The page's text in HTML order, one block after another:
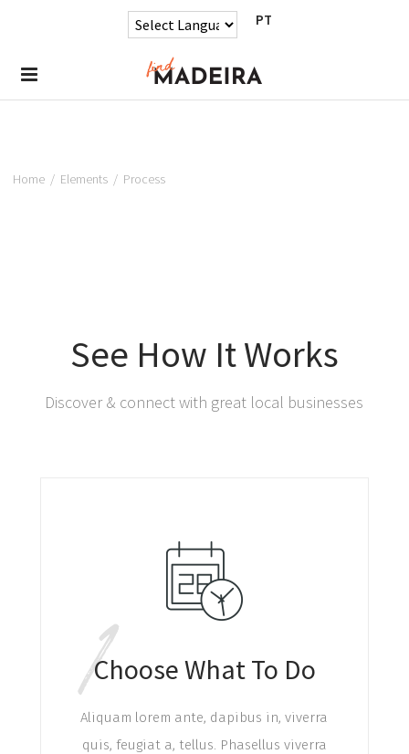
PT
Home/ Elements/ Process
See How It Works
Discover & connect with great local businesses
1
Choose What To Do
Aliquam lorem ante, dapibus in, viverra
quis, feugiat a, tellus. Phasellus viverra